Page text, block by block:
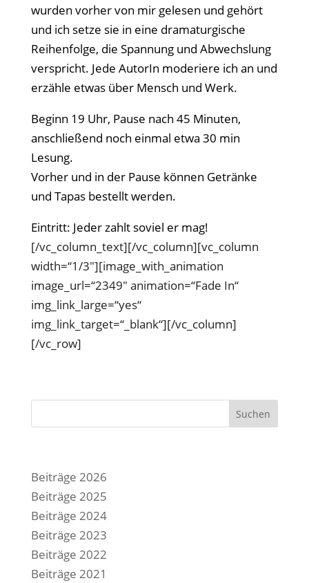
wurden vorher von mir gelesen und gehört
und ich setze sie in eine dramaturgische
Reihenfolge, die Spannung und Abwechslung
verspricht. Jede AutorIn moderiere ich an und
erzähle etwas über Mensch und Werk.
Beginn 19 Uhr, Pause nach 45 Minuten,
anschließend noch einmal etwa 30 min
Lesung.
Vorher und in der Pause können Getränke
und Tapas bestellt werden.
Eintritt: Jeder zahlt soviel er mag!
[/vc_column_text][/vc_column][vc_column
width=“1/3″][image_with_animation
image_url=“2349″ animation=“Fade In“
img_link_large=“yes“
img_link_target=“_blank“][/vc_column]
[/vc_row]
Suchen
Beiträge 2026
Beiträge 2025
Beiträge 2024
Beiträge 2023
Beiträge 2022
Beiträge 2021